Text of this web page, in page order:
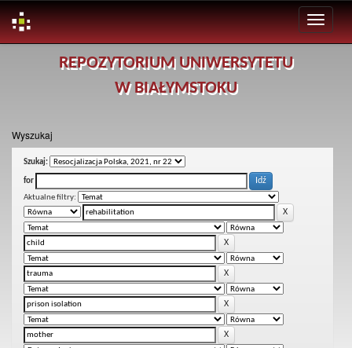
REPOZYTORIUM UNIWERSYTETU
W BIAŁYMSTOKU
Wyszukaj
Szukaj:
for
Aktualne filtry: